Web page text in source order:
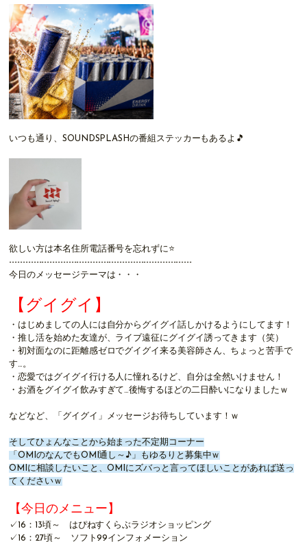
いつも通り、SOUNDSPLASHの番組ステッカーもあるよ🎵
欲しい方は本名住所電話番号を忘れずに⭐
--------------------------------------------------------------------
今日のメッセージテーマは・・・
【グイグイ】
・はじめましての人には自分からグイグイ話しかけるようにしてます！
・推し活を始めた友達が、ライブ遠征にグイグイ誘ってきます（笑）
・初対面なのに距離感ゼロでグイグイ来る美容師さん、ちょっと苦手で
す…。
・恋愛ではグイグイ行ける人に憧れるけど、自分は全然いけません！
・お酒をグイグイ飲みすぎて…後悔するほどの二日酔いになりましたｗ
などなど、「グイグイ」メッセージお待ちしています！ｗ
そしてひょんなことから始まった不定期コーナー
「OMIのなんでもOMI通し～♪」もゆるりと募集中ｗ
OMIに相談したいこと、OMIにズバっと言ってほしいことがあれば送っ
てくださいｗ
【今日のメニュー】
✓16：13頃～ はぴねすくらぶラジオショッピング
✓16：27頃～
ソフト99インフォメーション